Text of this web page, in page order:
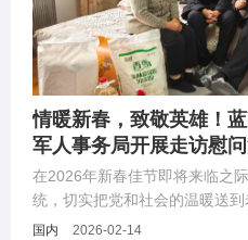
情暖新春，致敬英雄！
军人事务局开展走访慰
在2026年新春佳节即将来临之
统，切实把党和社会的温暖送到
国内 2026-02-14